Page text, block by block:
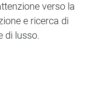
verso la
e ricerca di
di lusso.